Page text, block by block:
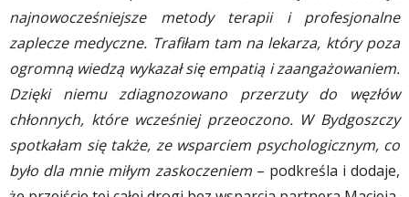
najnowocześniejsze metody terapii i profesjonalne
zaplecze medyczne. Trafiłam tam na lekarza, który poza
ogromną wiedzą wykazał się empatią i zaangażowaniem.
Dzięki niemu zdiagnozowano przerzuty do węzłów
chłonnych, które wcześniej przeoczono. W Bydgoszczy
spotkałam się także, ze wsparciem psychologicznym, co
było dla mnie miłym zaskoczeniem– podkreśla i dodaje,